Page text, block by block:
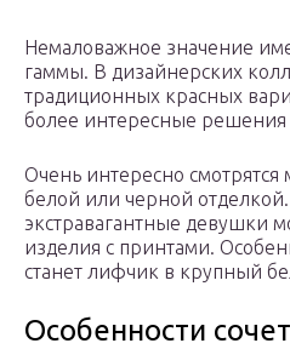
Немаловажное значение
гаммы. В дизайнерских
традиционных красных
более интересные решения
Очень интересно
белой или черной
экстравагантные девушки
изделия с принтами.
станет лифчик в крупный
Особенности